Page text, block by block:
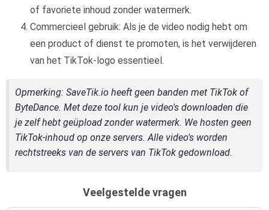
of favoriete inhoud zonder watermerk.
Commercieel gebruik: Als je de video nodig hebt om
een ​​product of dienst te promoten, is het verwijderen
van het TikTok-logo essentieel.
Opmerking: SaveTik.io heeft geen banden met TikTok of
ByteDance. Met deze tool kun je video's downloaden die
je zelf hebt geüpload zonder watermerk. We hosten geen
TikTok-inhoud op onze servers. Alle video's worden
rechtstreeks van de servers van TikTok gedownload.
Veelgestelde vragen